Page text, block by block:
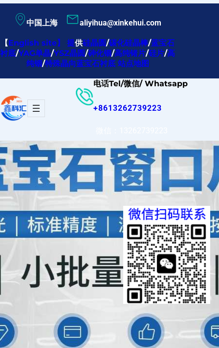
内
容
中国上海 aliyihua@xinkehui.com
【English site】提供硅晶圆/碳化硅晶棒/蓝宝石
衬底/YAG单晶/YSZ晶圆/砷化铟/高纯锗片/硅片/高
纯铟/特殊晶向蓝宝石衬底 站点地图
电话Tel/微信/ Whatsapp
+8613262739223